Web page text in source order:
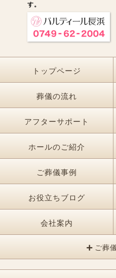
す。
トップページ
葬儀の流れ
アフターサポート
ホールのご紹介
ご葬儀事例
お役立ちブログ
会社案内
ご葬